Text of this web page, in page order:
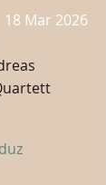
18 Mar 2026